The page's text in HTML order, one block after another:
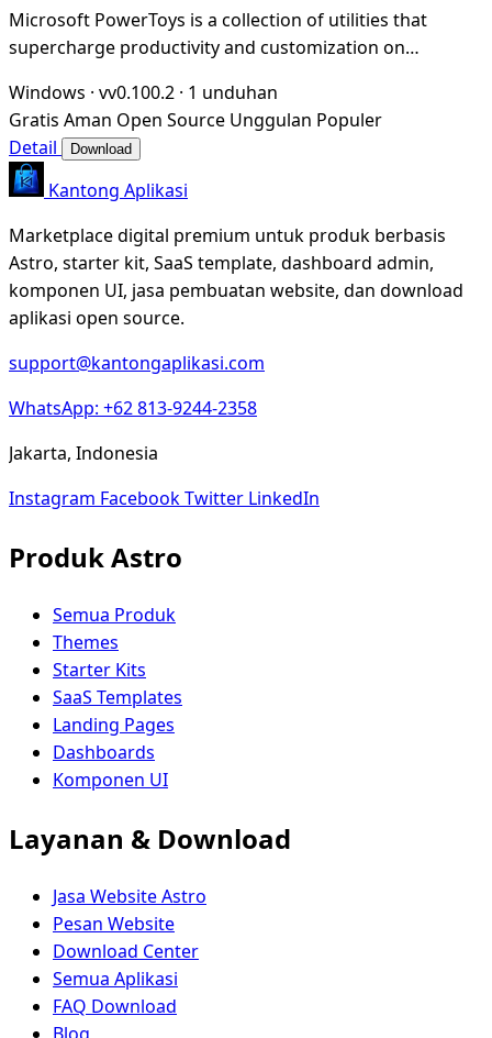
Microsoft PowerToys is a collection of utilities that
supercharge productivity and customization on
Windows · vv0.100.2 · 1 unduhan
Gratis Aman Open Source Unggulan Populer
Detail
Download
Kantong Aplikasi
Marketplace digital premium untuk produk berbasis
Astro, starter kit, SaaS template, dashboard admin,
komponen UI, jasa pembuatan website, dan download
aplikasi open source.
support@kantongaplikasi.com
WhatsApp: +62 813-9244-2358
Jakarta, Indonesia
Instagram FacebookTwitter LinkedIn
Produk Astro
Semua Produk
Themes
Starter Kits
SaaS Templates
Landing Pages
Dashboards
Komponen UI
Layanan & Download
Jasa Website Astro
Pesan Website
Download Center
Semua Aplikasi
FAQ Download